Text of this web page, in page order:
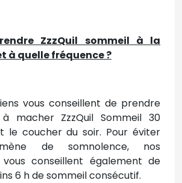
ZzzQuil sommeil à la
à quelle fréquence ?
vous conseillent de prendre
macher ZzzQuil Sommeil 30
le coucher du soir. Pour éviter
de somnolence, nos
vous conseillent également de
6 h de sommeil consécutif.